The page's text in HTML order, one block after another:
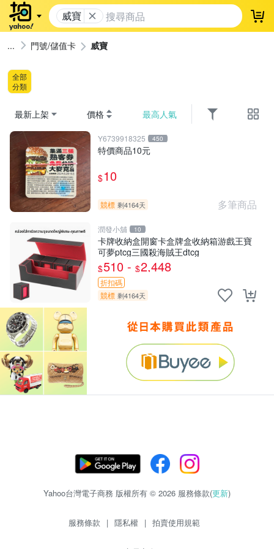
威寶 登
門號/儲值卡 威寶
全部
分類
最新上架 價格 最高人氣
Y6739918325 450
特價商品10元
$10
競標 剩4164天 多筆商品
潤發小舖 10
卡牌收納盒開窗卡盒牌盒收納箱游戲王寶
可夢ptcg三國殺海賊王dtcg
$510 - $2,448
折扣碼
競標 剩4164天
Yahoo台灣電子商務 版權所有 © 2026 服務條款(更新)
服務條款 | 隱私權 | 拍賣使用規範